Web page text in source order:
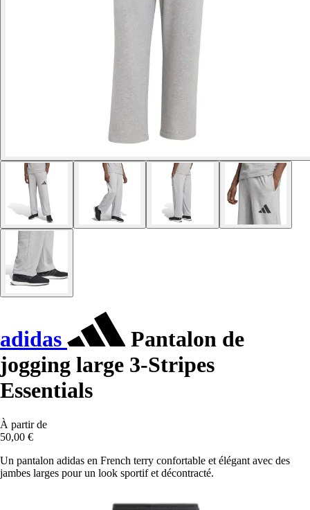
adidas
Pantalon de
jogging large 3-Stripes
Essentials
À partir de
50,00 €
Un pantalon adidas en French terry confortable et élégant avec des
jambes larges pour un look sportif et décontracté.